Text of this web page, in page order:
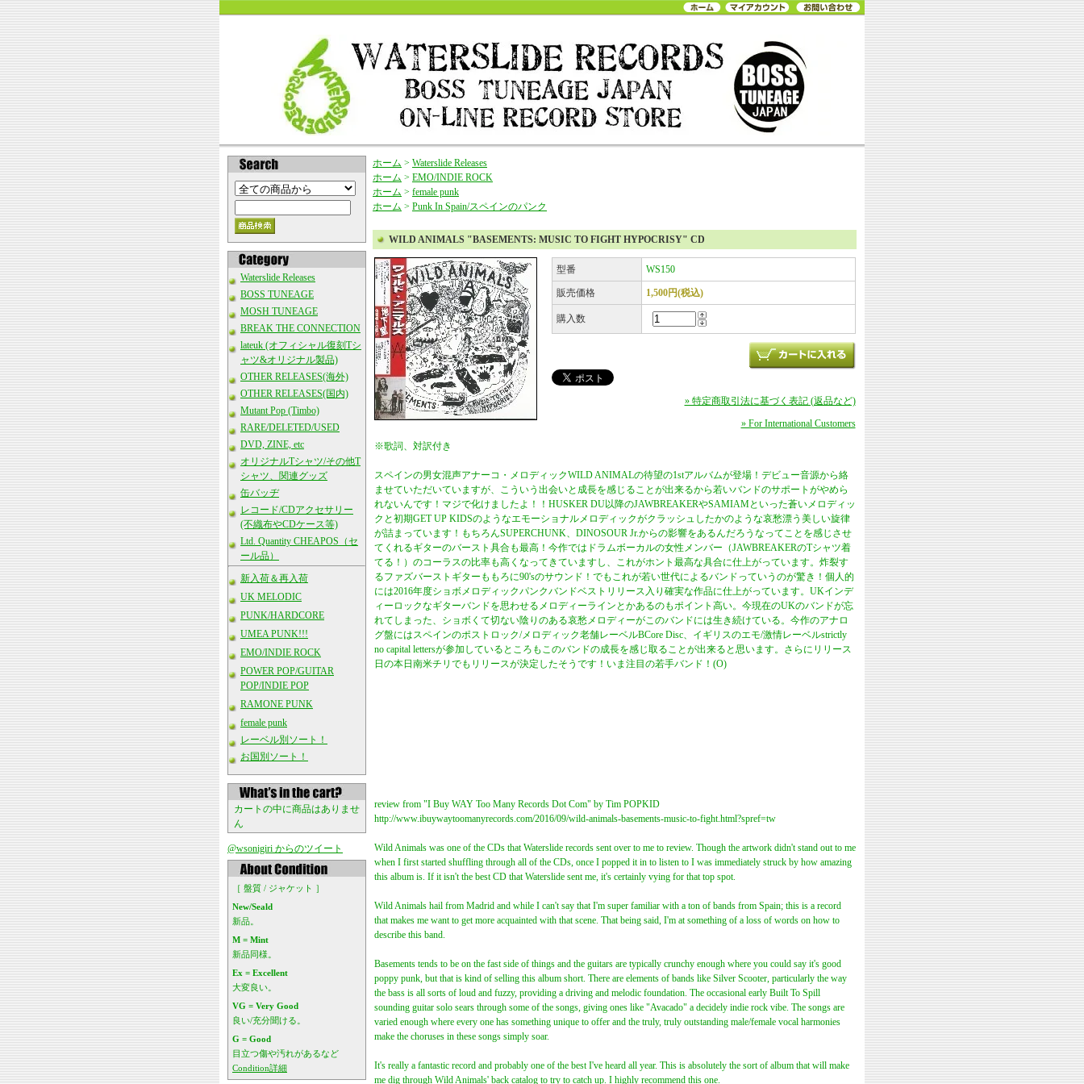
Waterslide Releases
BOSS TUNEAGE
MOSH TUNEAGE
BREAK THE CONNECTION
lateuk (オフィシャル復刻Tシ
ャツ&オリジナル製品)
OTHER RELEASES(海外)
OTHER RELEASES(国内)
Mutant Pop (Timbo)
RARE/DELETED/USED
DVD, ZINE, etc
オリジナルTシャツ/その他T
シャツ、関連グッズ
缶バッヂ
レコード/CDアクセサリー
(不織布やCDケース等)
Ltd. Quantity CHEAPOS（セ
ール品）
新入荷＆再入荷
UK MELODIC
PUNK/HARDCORE
UMEA PUNK!!!
EMO/INDIE ROCK
POWER POP/GUITAR
POP/INDIE POP
RAMONE PUNK
female punk
レーベル別ソート！
お国別ソート！
カートの中に商品はありませ
ん
@wsonigiri からのツイート
［ 盤質 / ジャケット ］
New/Seald
新品。
M = Mint
新品同様。
Ex = Excellent
大変良い。
VG = Very Good
良い/充分聞ける。
G = Good
目立つ傷や汚れがあるなど
Condition詳細
ホーム > Waterslide Releases
ホーム > EMO/INDIE ROCK
ホーム > female punk
ホーム > Punk In Spain/スペインのパンク
WILD ANIMALS "BASEMENTS: MUSIC TO FIGHT HYPOCRISY" CD
型番 WS150
販売価格 1,500円(税込)
購入数
» 特定商取引法に基づく表記 (返品など)
» For International Customers
※歌詞、対訳付き
スペインの男女混声アナーコ・メロディックWILD ANIMALの待望の1stアルバムが登場！デビュー音源から絡
ませていただいていますが、こういう出会いと成長を感じることが出来るから若いバンドのサポートがやめら
れないんです！マジで化けましたよ！！HUSKER DU以降のJAWBREAKERやSAMIAMといった蒼いメロディッ
クと初期GET UP KIDSのようなエモーショナルメロディックがクラッシュしたかのような哀愁漂う美しい旋律
が詰まっています！もちろんSUPERCHUNK、DINOSOUR Jr.からの影響をあるんだろうなってことを感じさせ
てくれるギターのバースト具合も最高！今作ではドラムボーカルの女性メンバー（JAWBREAKERのTシャツ着
てる！）のコーラスの比率も高くなってきていますし、これがホント最高な具合に仕上がっています。炸裂す
るファズバーストギターももろに90'sのサウンド！でもこれが若い世代によるバンドっていうのが驚き！個人的
には2016年度ショボメロディックパンクバンドベストリリース入り確実な作品に仕上がっています。UKインデ
ィーロックなギターバンドを思わせるメロディーラインとかあるのもポイント高い。今現在のUKのバンドが忘
れてしまった、ショボくて切ない陰りのある哀愁メロディーがこのバンドには生き続けている。今作のアナロ
グ盤にはスペインのポストロック/メロディック老舗レーベルBCore Disc、イギリスのエモ/激情レーベルstrictly
no capital lettersが参加しているところもこのバンドの成長を感じ取ることが出来ると思います。さらにリリース
日の本日南米チリでもリリースが決定したそうです！いま注目の若手バンド！(O)
review from "I Buy WAY Too Many Records Dot Com" by Tim POPKID
http://www.ibuywaytoomanyrecords.com/2016/09/wild-animals-basements-music-to-fight.html?spref=tw
Wild Animals was one of the CDs that Waterslide records sent over to me to review. Though the artwork didn't stand out to me
when I first started shuffling through all of the CDs, once I popped it in to listen to I was immediately struck by how amazing
this album is. If it isn't the best CD that Waterslide sent me, it's certainly vying for that top spot.
Wild Animals hail from Madrid and while I can't say that I'm super familiar with a ton of bands from Spain; this is a record
that makes me want to get more acquainted with that scene. That being said, I'm at something of a loss of words on how to
describe this band.
Basements tends to be on the fast side of things and the guitars are typically crunchy enough where you could say it's good
poppy punk, but that is kind of selling this album short. There are elements of bands like Silver Scooter, particularly the way
the bass is all sorts of loud and fuzzy, providing a driving and melodic foundation. The occasional early Built To Spill
sounding guitar solo sears through some of the songs, giving ones like "Avacado" a decidely indie rock vibe. The songs are
varied enough where every one has something unique to offer and the truly, truly outstanding male/female vocal harmonies
make the choruses in these songs simply soar.
It's really a fantastic record and probably one of the best I've heard all year. This is absolutely the sort of album that will make
me dig through Wild Animals' back catalog to try to catch up. I highly recommend this one.